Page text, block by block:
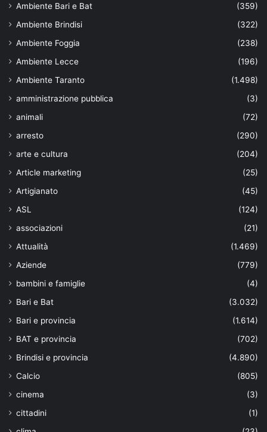
Ambiente Bari e Bat
(359)
Ambiente Brindisi
(322)
Ambiente Foggia
(238)
Ambiente Lecce
(196)
Ambiente Taranto
(1.498)
amministrazione pubblica
(3)
animali
(72)
arresto
(290)
arte e cultura
(204)
Article marketing
(25)
Artigianato
(45)
ASL
(124)
associazioni
(21)
Attualità
(1.469)
Aziende
(779)
bambini e famiglie
(4)
Bari e Bat
(3.032)
Bari e provincia
(1.614)
BAT e provincia
(702)
Brindisi e provincia
(4.890)
Calcio
(805)
cinema
(3)
cittadini
(1)